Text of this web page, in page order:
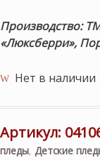
Производство:
«Люксберри»,
Нет в наличии
Артикул:
пледы, Детские